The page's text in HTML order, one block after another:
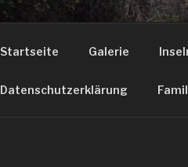
Startseite Galerie
Datenschutzerklärung